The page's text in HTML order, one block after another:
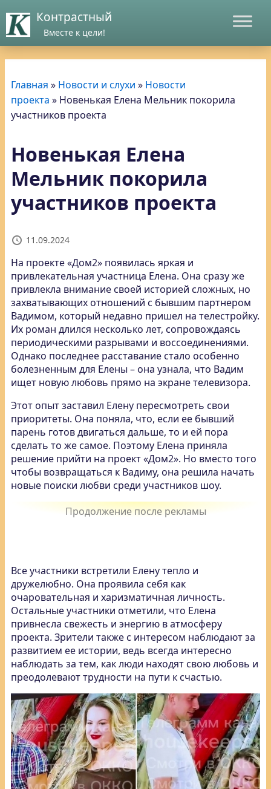
Контрастный
Вместе к цели!
Главная » Новости и слухи » Новости
проекта » Новенькая Елена Мельник покорила
участников проекта
Новенькая Елена
Мельник покорила
участников проекта
11.09.2024
На проекте «Дом2» появилась яркая и
привлекательная участница Елена. Она сразу же
привлекла внимание своей историей сложных, но
захватывающих отношений с бывшим партнером
Вадимом, который недавно пришел на телестройку.
Их роман длился несколько лет, сопровождаясь
периодическими разрывами и воссоединениями.
Однако последнее расставание стало особенно
болезненным для Елены – она узнала, что Вадим
ищет новую любовь прямо на экране телевизора.
Этот опыт заставил Елену пересмотреть свои
приоритеты. Она поняла, что, если ее бывший
парень готов двигаться дальше, то и ей пора
сделать то же самое. Поэтому Елена приняла
решение прийти на проект «Дом2». Но вместо того
чтобы возвращаться к Вадиму, она решила начать
новые поиски любви среди участников шоу.
Все участники встретили Елену тепло и
дружелюбно. Она проявила себя как
очаровательная и харизматичная личность.
Остальные участники отметили, что Елена
привнесла свежесть и энергию в атмосферу
проекта. Зрители также с интересом наблюдают за
развитием ее истории, ведь всегда интересно
наблюдать за тем, как люди находят свою любовь и
преодолевают трудности на пути к счастью.